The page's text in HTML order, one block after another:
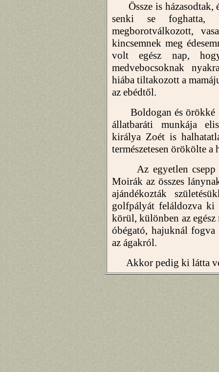
Össze is házasodtak,
senki se foghatta,
megborotválkozott,
kincsemnek meg
volt egész nap,
medvebocsoknak
hiába tiltakozott a
az ebédtől.
Boldogan és örökké
állatbaráti munkája
királya Zoét is
természetesen örökölte a
Az egyetlen csepp
Moirák az összes
ajándékozták
golfpályát feláldozva
körül, különben az
óbégató, hajuknál fogva
az ágakról.
Akkor pedig ki látta